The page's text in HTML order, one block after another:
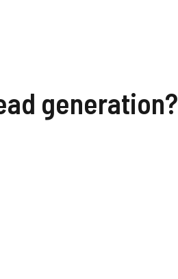
generation?